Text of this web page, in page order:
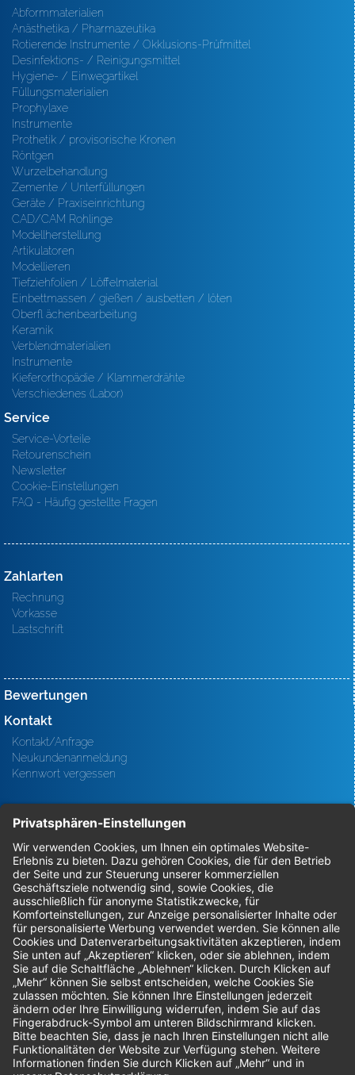
Abformmaterialien
Anästhetika / Pharmazeutika
Rotierende Instrumente / Okklusions-Prüfmittel
Desinfektions- / Reinigungsmittel
Hygiene- / Einwegartikel
Füllungsmaterialien
Prophylaxe
Instrumente
Prothetik / provisorische Kronen
Röntgen
Wurzelbehandlung
Zemente / Unterfüllungen
Geräte / Praxiseinrichtung
CAD/CAM Rohlinge
Modellherstellung
Artikulatoren
Modellieren
Tiefziehfolien / Löffelmaterial
Einbettmassen / gießen / ausbetten / löten
Oberfl ächenbearbeitung
Keramik
Verblendmaterialien
Instrumente
Kieferorthopädie / Klammerdrähte
Verschiedenes (Labor)
Service
Service-Vorteile
Retourenschein
Newsletter
Cookie-Einstellungen
FAQ - Häufig gestellte Fragen
Zahlarten
Rechnung
Vorkasse
Lastschrift
Bewertungen
Kontakt
Kontakt/Anfrage
Neukundenanmeldung
Kennwort vergessen
Bestellungen
Sendung verfolgen
Geprüfter Shop